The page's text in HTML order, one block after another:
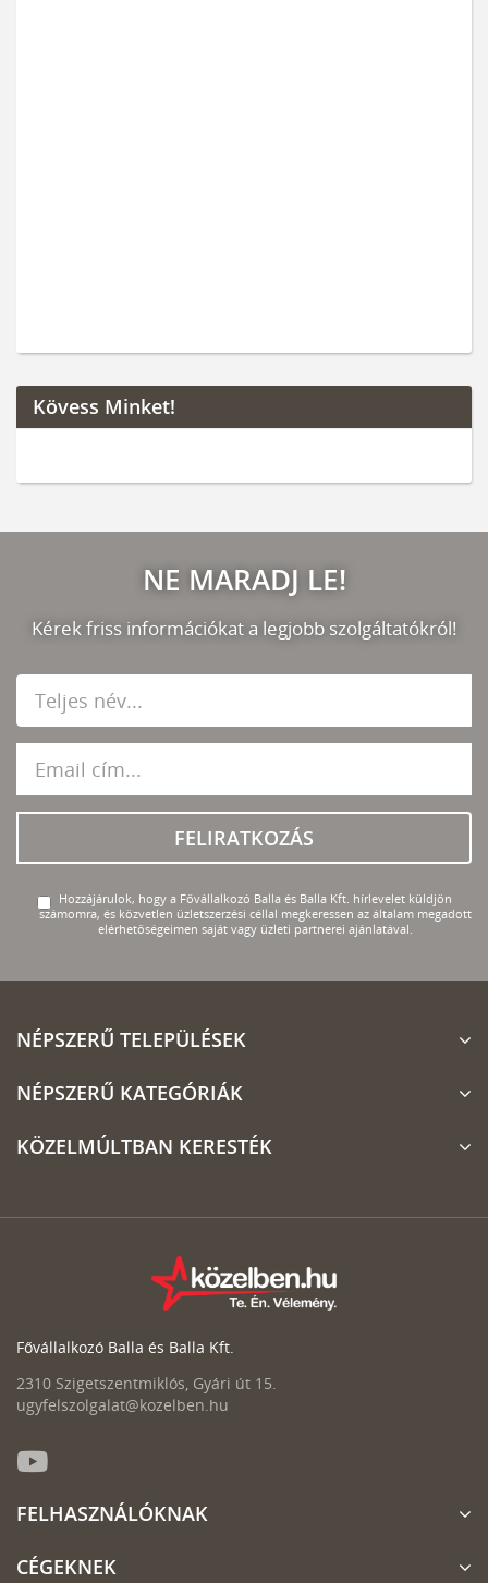
Kövess Minket!
NE MARADJ LE!
Kérek friss információkat a legjobb szolgáltatókról!
FELIRATKOZÁS
Hozzájárulok, hogy a Fővállalkozó Balla és Balla Kft. hírlevelet küldjön
számomra, és közvetlen üzletszerzési céllal megkeressen az általam megadott
elérhetőségeimen saját vagy üzleti partnerei ajánlatával.
NÉPSZERŰ TELEPÜLÉSEK
NÉPSZERŰ KATEGÓRIÁK
KÖZELMÚLTBAN KERESTÉK
Fővállalkozó Balla és Balla Kft.
2310 Szigetszentmiklós, Gyári út 15.
ugyfelszolgalat@kozelben.hu
FELHASZNÁLÓKNAK
CÉGEKNEK